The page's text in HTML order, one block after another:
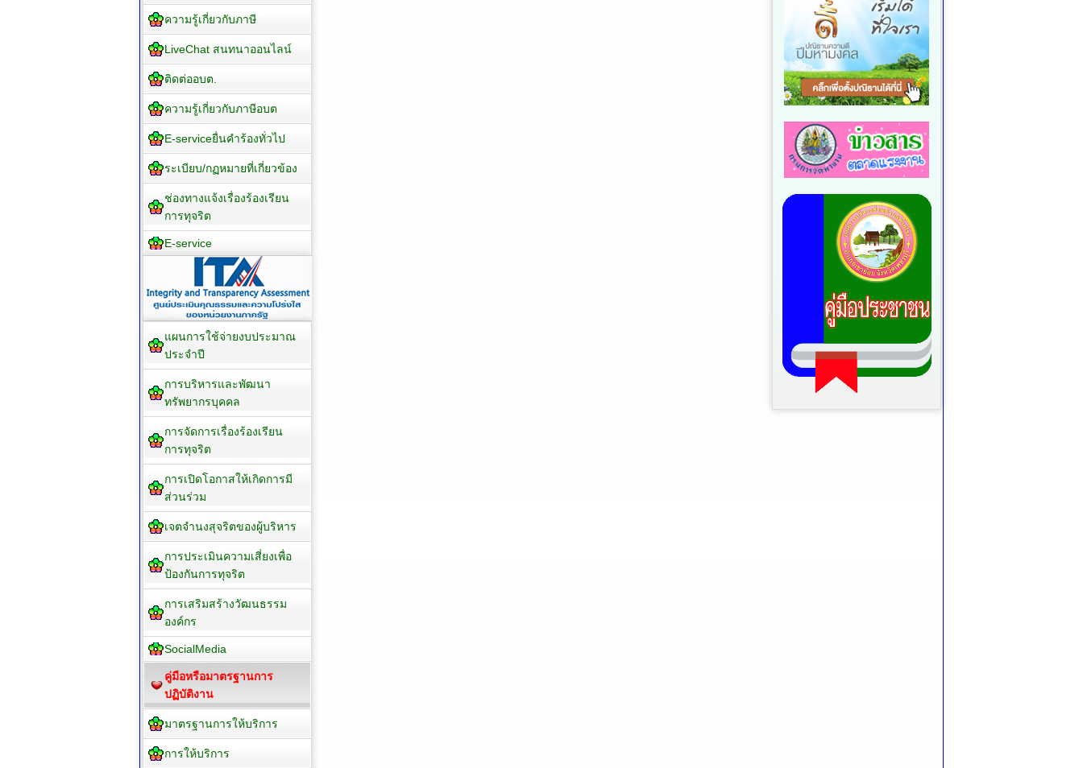
ความรู้เกี่ยวกับภาษี
LiveChat สนทนาออนไลน์
ติดต่ออบต.
ความรู้เกี่ยวกับภาษีอบต
E-serviceยื่นคำร้องทั่วไป
ระเบียบ/กฏหมายที่เกี่ยวข้อง
ช่องทางแจ้งเรื่องร้องเรียน
การทุจริต
E-service
แผนการใช้จ่ายงบประมาณ
ประจำปี
การบริหารและพัฒนา
ทรัพยากรบุคคล
การจัดการเรื่องร้องเรียน
การทุจริต
การเปิดโอกาสให้เกิดการมี
ส่วนร่วม
เจตจำนงสุจริตของผู้บริหาร
การประเมินความเสี่ยงเพื่อ
ป้องกันการทุจริต
การเสริมสร้างวัฒนธรรม
องค์กร
SocialMedia
คู่มือหรือมาตรฐานการ
ปฏิบัติงาน
มาตรฐานการให้บริการ
การให้บริการ